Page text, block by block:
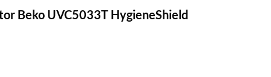
Beko UVC5033T HygieneShield